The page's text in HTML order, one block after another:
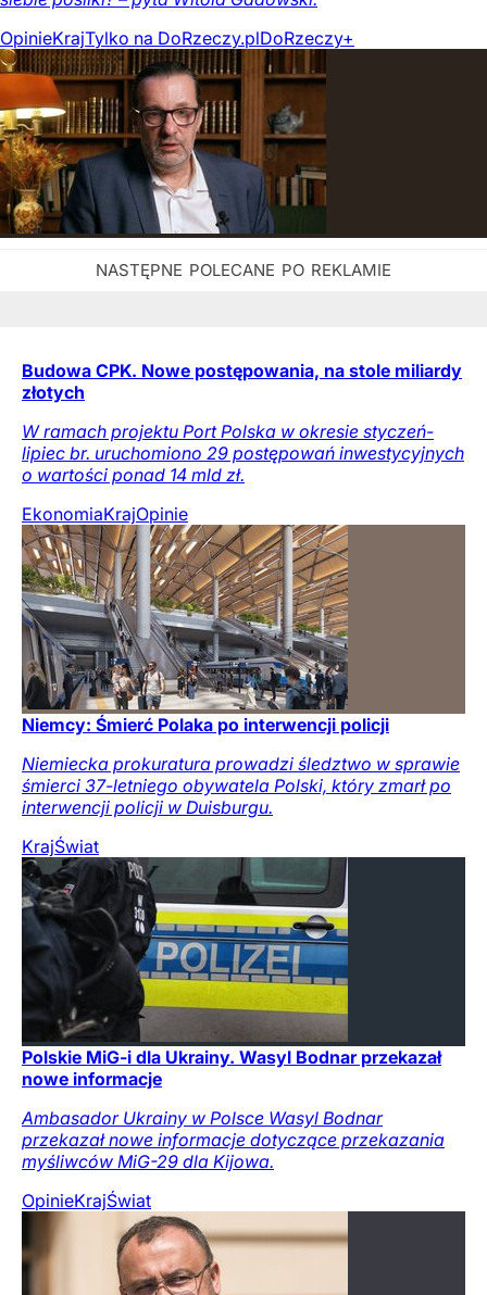
OpinieKrajTylko na DoRzeczy.plDoRzeczy+
Budowa CPK. Nowe postępowania, na stole miliardy
złotych
W ramach projektu Port Polska w okresie styczeń-
lipiec br. uruchomiono 29 postępowań inwestycyjnych
o wartości ponad 14 mld zł.
EkonomiaKrajOpinie
Niemcy: Śmierć Polaka po interwencji policji
Niemiecka prokuratura prowadzi śledztwo w sprawie
śmierci 37-letniego obywatela Polski, który zmarł po
interwencji policji w Duisburgu.
KrajŚwiat
Polskie MiG-i dla Ukrainy. Wasyl Bodnar przekazał
nowe informacje
Ambasador Ukrainy w Polsce Wasyl Bodnar
przekazał nowe informacje dotyczące przekazania
myśliwców MiG-29 dla Kijowa.
OpinieKrajŚwiat